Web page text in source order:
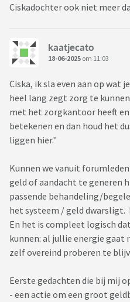
Ciskadochter ook niet meer
kaatjecato
18-06-2025 om 11:03
Ciska, ik sla even aan op wat
heel lang zegt zorg te
met het zorgkantoor heeft
betekenen en dan houd het
liggen hier."
Kunnen we vanuit
geld of aandacht te generen
passende behandeling/
het systeem / geld dwarsligt.
En het is compleet logisch
kunnen: al jullie energie gaat
zelf overeind proberen te
Eerste gedachten die bij mij
- een actie om een groot